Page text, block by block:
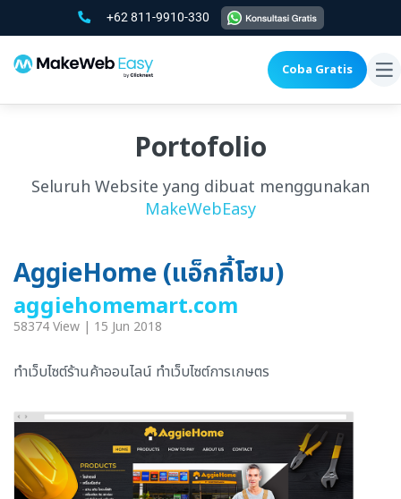
+62 811-9910-330
Coba Gratis
Portofolio
Seluruh Website yang dibuat menggunakan
MakeWebEasy
AggieHome (แอ็กกี้โฮม)
aggiehomemart.com
58374 View | 15 Jun 2018
ทำเว็บไซต์ร้านค้าออนไลน์ ทำเว็บไซต์การเกษตร